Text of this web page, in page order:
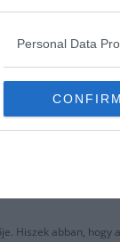
Personal Data
CONFIRM
Hiszek abban,